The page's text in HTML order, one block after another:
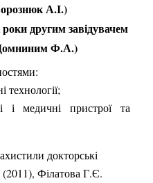
А.І.)
другим завідувачем
Ф.А.)
технології;
і медичні пристрої та
докторські
Філатова Г.Є.